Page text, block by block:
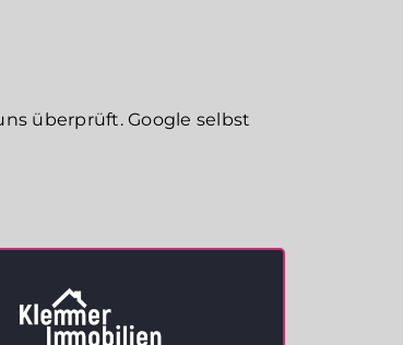
überprüft. Google selbst